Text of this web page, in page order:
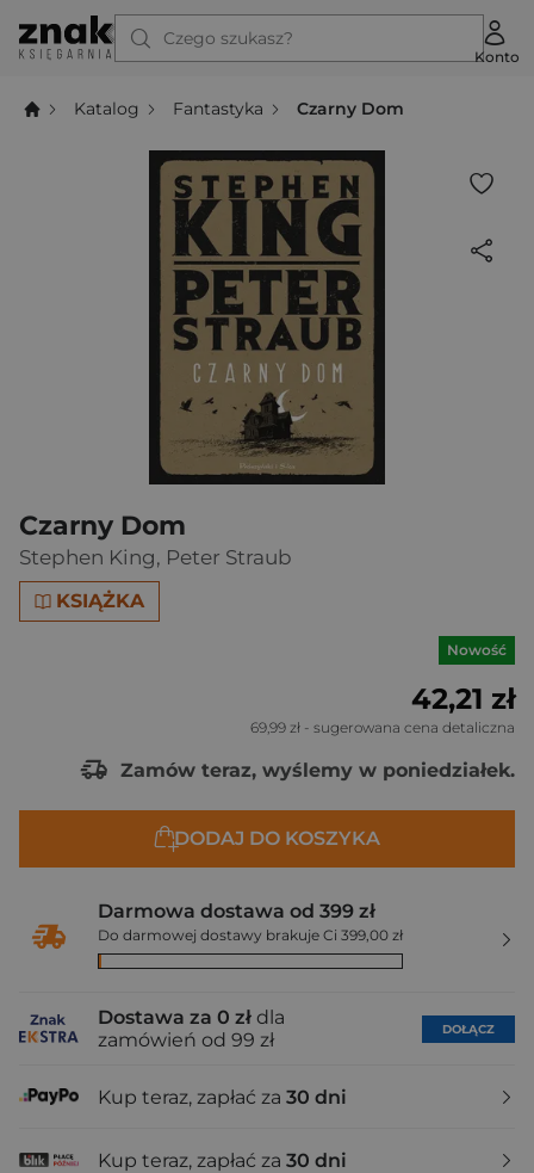
Czego szukasz?
Konto
Katalog Fantastyka Czarny Dom
Czarny Dom
Stephen King, Peter Straub
KSIĄŻKA
Nowość
42,21 zł
69,99 zł - sugerowana cena detaliczna
Zamów teraz, wyślemy w poniedziałek.
DODAJ DO KOSZYKA
Darmowa dostawa od 399 zł
Do darmowej dostawy brakuje Ci 399,00 zł
Dostawa za 0 zł dla
zamówień od 99 zł
DOŁĄCZ
Kup teraz, zapłać za 30 dni
Kup teraz, zapłać za 30 dni